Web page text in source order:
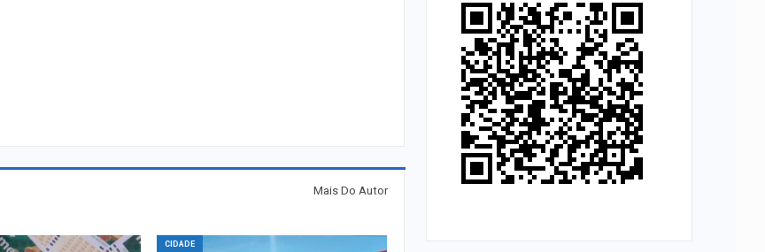
Mais Do Autor
CIDADE